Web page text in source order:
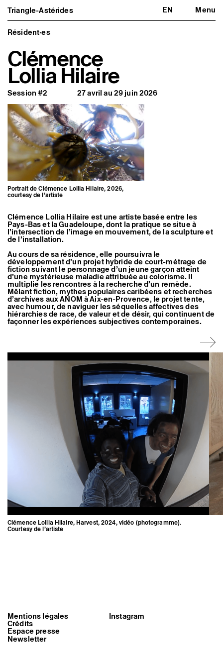
Triangle-Astérides EN Menu
Triangle-Astérides
Centre d’art contemporain
d’intérêt national
et résidence internationale d'artistes
Fermer
Présentation
À propos
Équipe et gouvernance
Partenaires et réseaux
Formation professionnelle
Adhérer / nous soutenir
Rapports d'activité
Informations pratiques
Programmation
Agenda : en cours et à venir
Expositions
Événements
Programmation éditoriale
Médiation
Publics associés
Les Nouveaux Commanditaires
Artistes résident·es et associé·es
Résident·es
Artistes associé·es
Hors-les-murs
Résident·es
Clémence
Lollia Hilaire
Session #2 27 avril au 29 juin 2026
Portrait de Clémence Lollia Hilaire, 2026,
courtesy de l’artiste
Clémence Lollia Hilaire est une artiste basée entre les
Pays-Bas et la Guadeloupe, dont la pratique se situe à
l’intersection de l’image en mouvement, de la sculpture et
de l’installation.
Au cours de sa résidence, elle poursuivra le
développement d’un projet hybride de court-métrage de
fiction suivant le personnage d’un jeune garçon atteint
d’une mystérieuse maladie attribuée au colorisme. Il
multiplie les rencontres à la recherche d’un remède.
Mêlant fiction, mythes populaires caribéens et recherches
d’archives aux ANOM à Aix-en-Provence, le projet tente,
avec humour, de naviguer les séquelles affectives des
hiérarchies de race, de valeur et de désir, qui continuent de
façonner les expériences subjectives contemporaines.
Clémence Lollia Hilaire, Harvest, 2024, vidéo (photogramme).
Courtesy de l’artiste
Clémence Lollia Hilaire, Harvest,
2024, vidéo (photogramme).
Courtesy de l’artiste
Instagram
Mentions légales
Crédits
Espace presse
Newsletter